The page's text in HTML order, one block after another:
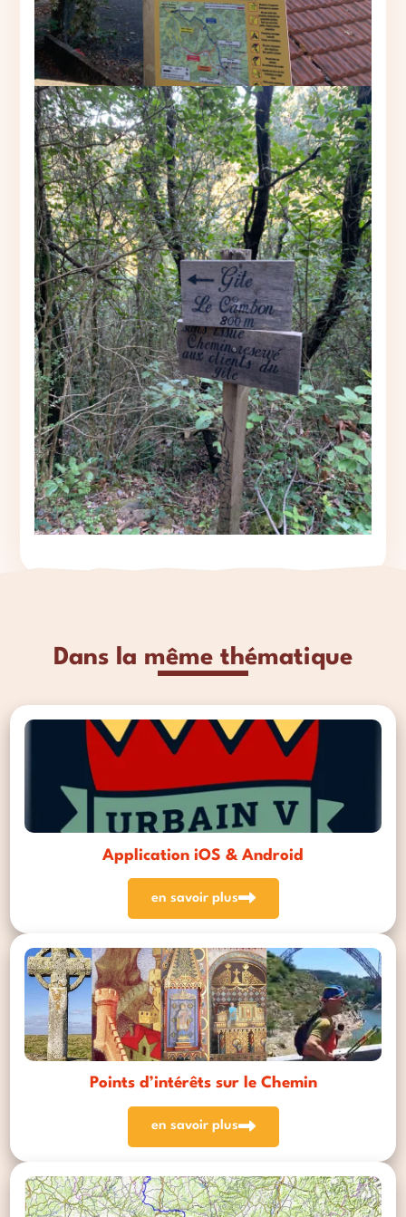
Dans la même thématique
Application iOS & Android
en savoir plus
Points d’intérêts sur le Chemin
en savoir plus